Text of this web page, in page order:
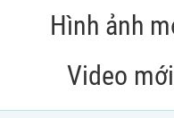
Hình ảnh
Video